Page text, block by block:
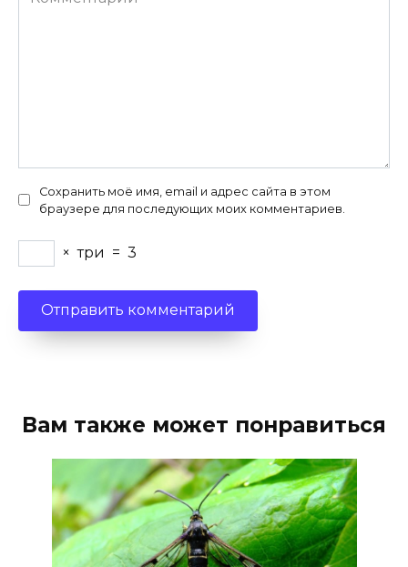
Сохранить моё имя, email и адрес сайта в этом
браузере для последующих моих комментариев.
× три = 3
Вам также может понравиться